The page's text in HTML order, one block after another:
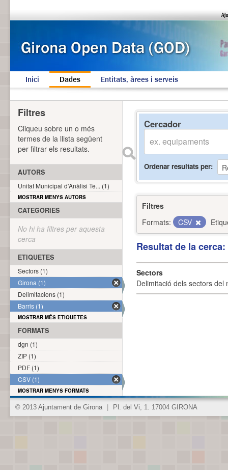
Inici Dades Entitats, àrees i serveis
Cercador
Ordenar resultats per
Filtres
Formats:
CSV
Resultat de la
Sectors
Delimitació dels sectors del
Filtres
Cliqueu sobre un o més
termes de la llista següent
per filtrar els resultats.
AUTORS
Unitat Municipal d'Anàlisi Te... (1)
MOSTRAR MENYS AUTORS
CATEGORIES
No hi ha filtres per aquesta
cerca
ETIQUETES
Sectors (1)
Girona (1)
Delimitacions (1)
Barris (1)
MOSTRAR MÉS ETIQUETES
FORMATS
dgn (1)
ZIP (1)
PDF (1)
CSV (1)
MOSTRAR MENYS FORMATS
© 2013 Ajuntament de Girona Pl. del Vi, 1. 17004 GIRONA